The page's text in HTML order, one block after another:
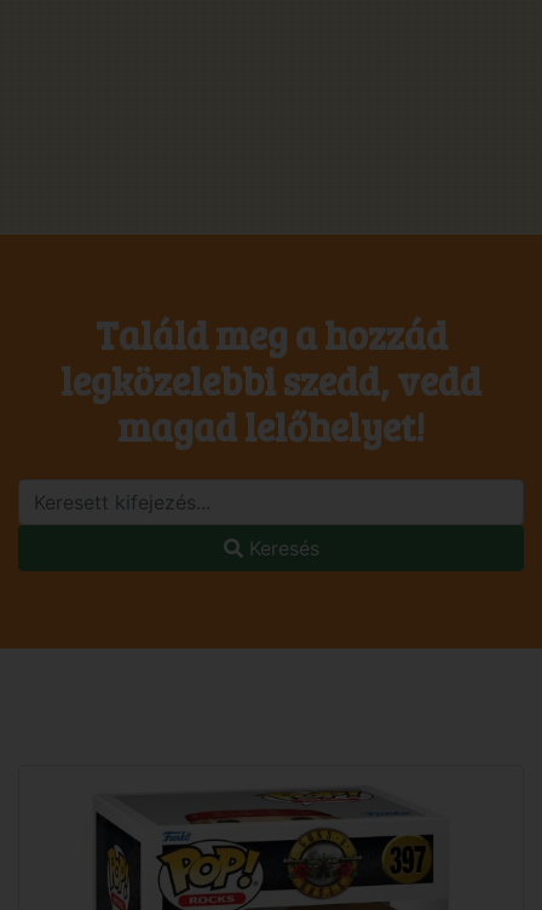
Találd meg a hozzád
legközelebbi szedd, vedd
magad lelőhelyet!
Keresés